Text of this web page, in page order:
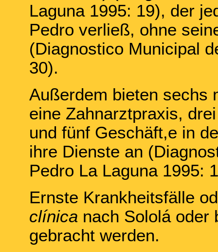
Laguna 1995: 19), der
Pedro verließ, ohne
(Diagnostico Municipal
30).
Außerdem bieten sechs
eine Zahnarztpraxis,
und fünf Geschäft,e in
ihre Dienste an
Pedro La Laguna 1995:
Ernste Krankheitsfälle
clínicanach Sololá oder
gebracht werden.